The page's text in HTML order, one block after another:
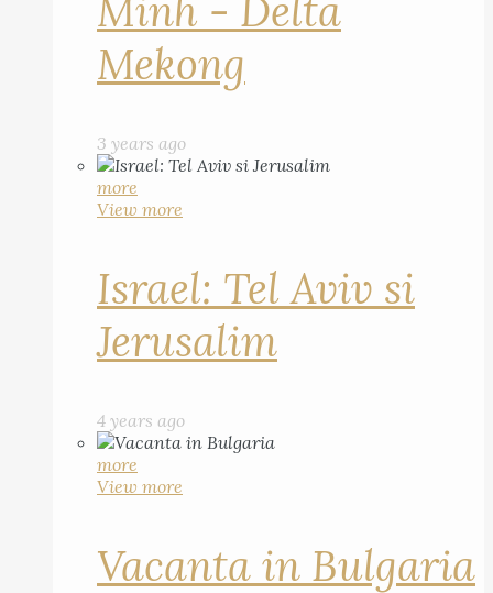
Minh - Delta
Mekong
3 years ago
more
View more
Israel: Tel Aviv si
Jerusalim
4 years ago
more
View more
Vacanta in Bulgaria